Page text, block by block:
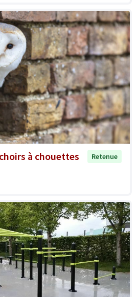
à chouettes
Retenue